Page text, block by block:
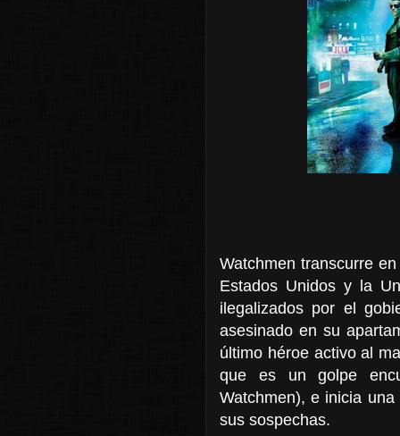
Watchmen transcurre
Estados Unidos y la
ilegalizados por el
asesinado en su
último héroe activo al
que es un golpe
Watchmen), e inicia
sus sospechas.